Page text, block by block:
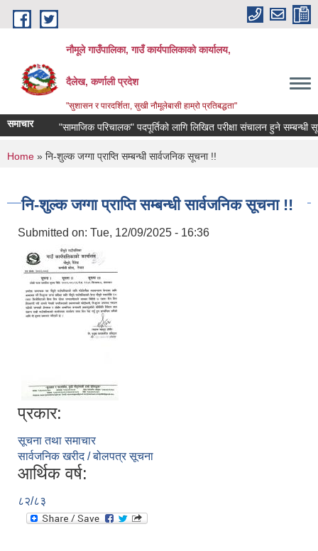
Skip to main content
नौमूले गाउँपालिका, गाउँ कार्यपालिकाको कार्यालय,
दैलेख, कर्णाली प्रदेश
"सुशासन र पारदर्शिता, सुखी नौमूलेबासी हाम्रो प्रतिबद्धता"
समाचार "सामाजिक परिचालक" पदपूर्तिको लागि लिखित परीक्षा संचालन हुने सम्बन्धी सूचना !!
You are here
Home » नि-शुल्क जग्गा प्राप्ति सम्बन्धी सार्वजनिक सूचना !!
नि-शुल्क जग्गा प्राप्ति सम्बन्धी सार्वजनिक सूचना !!
Submitted on: Tue, 12/09/2025 - 16:36
प्रकार:
सूचना तथा समाचार
सार्वजनिक खरीद / बोलपत्र सूचना
आर्थिक वर्ष:
८२/८३